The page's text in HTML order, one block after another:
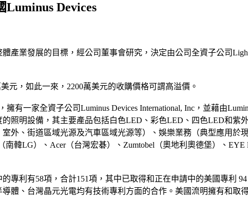
Luminus Devices
產業發展的目標，經公司董事會研究，決定由公司全資子公司
元，如此一來，2200萬美元的收購價格可謂高溢價。
有一家全資子公司Luminus Devices International, Inc，並藉由
照明設備，其主要產品包括白色LED、彩色LED、四色LED和紫
外、街道區域光源及汽車區域光源等）、娛樂業務（典型應用於
韓LG）、Acer（台灣宏碁）、Zumtobel（奧地利奧德堡）、
專利有58項，合計151項，其中已取得和正在申請中的美國專利
體、台灣晶元光電均有技術專利方面的合作。美國流明擁有和